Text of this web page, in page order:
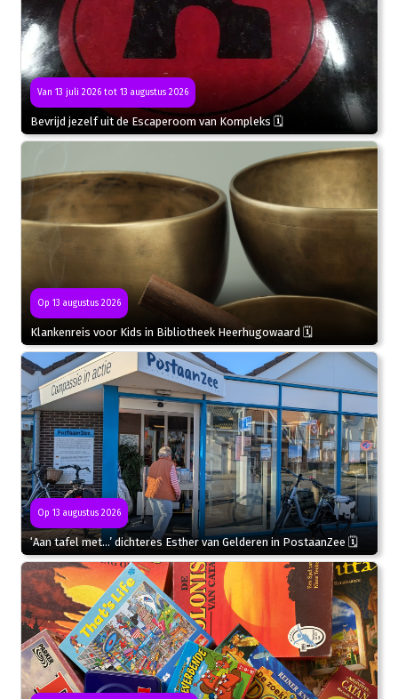
Van 13 juli 2026 tot 13 augustus 2026
Bevrijd jezelf uit de Escaperoom van Kompleks 🗓
Op 13 augustus 2026
Klankenreis voor Kids in Bibliotheek Heerhugowaard 🗓
Op 13 augustus 2026
‘Aan tafel met…’ dichteres Esther van Gelderen in PostaanZee 🗓